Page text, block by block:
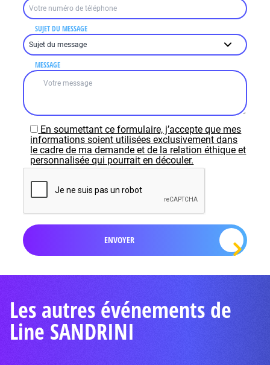
SUJET DU MESSAGE
MESSAGE
En soumettant ce formulaire, j’accepte que mes
informations soient utilisées exclusivement dans
le cadre de ma demande et de la relation éthique et
personnalisée qui pourrait en découler.
Les autres événements de
Line SANDRINI